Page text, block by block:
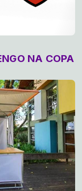
NA COPA